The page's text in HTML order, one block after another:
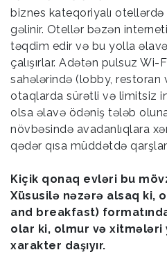
biznes kateqoriyalı
gəlinir. Otellər bəzən
təqdim edir və bu yolla
çalışırlar. Adətən pulsuz
sahələrində (lobby, restoran
otaqlarda sürətli və limitsiz
olsa əlavə ödəniş tələb
növbəsində avadanlıqlara
qədər qısa müddətdə
Kiçik qonaq evləri bu
Xüsusilə nəzərə alsaq ki,
and breakfast)
olar ki, olmur və xitmələri
xarakter daşıyır.